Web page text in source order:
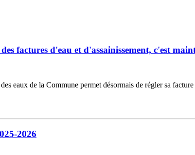
factures d'eau et d'assainissement, c'est
eaux de la Commune permet désormais de régler sa
2026